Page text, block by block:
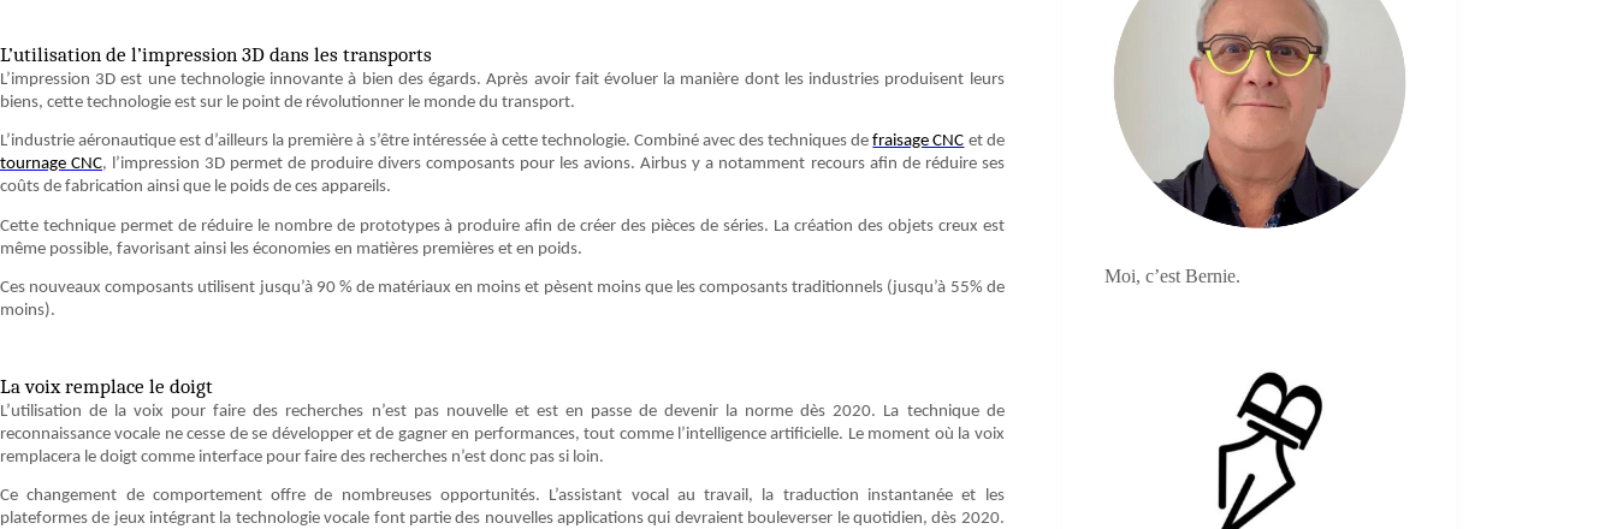
L’utilisation de l’impression 3D dans les transports
L’impression 3D est une technologie innovante à bien des égards. Après avoir fait évoluer la manière dont les industries produisent leurs
biens, cette technologie est sur le point de révolutionner le monde du transport.
L’industrie aéronautique est d’ailleurs la première à s’être intéressée à cette technologie. Combiné avec des techniques defraisage CNC et de
tournage CNC, l’impression 3D permet de produire divers composants pour les avions. Airbus y a notamment recours afin de réduire ses
coûts de fabrication ainsi que le poids de ces appareils.
Cette technique permet de réduire le nombre de prototypes à produire afin de créer des pièces de séries. La création des objets creux est
même possible, favorisant ainsi les économies en matières premières et en poids.
Ces nouveaux composants utilisent jusqu’à 90 % de matériaux en moins et pèsent moins que les composants traditionnels (jusqu’à 55% de
moins).
La voix remplace le doigt
L’utilisation de la voix pour faire des recherches n’est pas nouvelle et est en passe de devenir la norme dès 2020. La technique de
reconnaissance vocale ne cesse de se développer et de gagner en performances, tout comme l’intelligence artificielle. Le moment où la voix
remplacera le doigt comme interface pour faire des recherches n’est donc pas si loin.
Ce changement de comportement offre de nombreuses opportunités. L’assistant vocal au travail, la traduction instantanée et les
plateformes de jeux intégrant la technologie vocale font partie des nouvelles applications qui devraient bouleverser le quotidien, dès 2020.
Moi, c’est Bernie.